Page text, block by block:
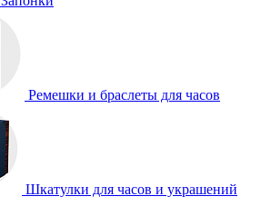
Ремешки и браслеты для часов
Шкатулки для часов и украшений